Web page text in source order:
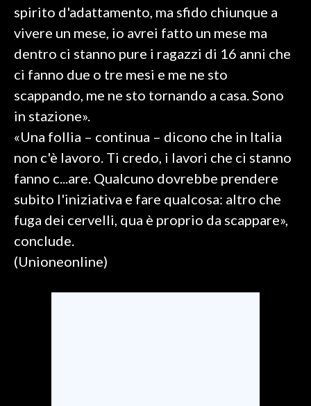
NECROLOGI
PUBBLICITÀ
SPIAGGE
STORE
spirito d'adattamento, ma sfido chiunque a
vivere un mese, io avrei fatto un mese ma
dentro ci stanno pure i ragazzi di 16 anni che
ci fanno due o tre mesi e me ne sto
scappando, me ne sto tornando a casa. Sono
in stazione».
«Una follia – continua – dicono che in Italia
non c'è lavoro. Ti credo, i lavori che ci stanno
fanno c...are. Qualcuno dovrebbe prendere
subito l'iniziativa e fare qualcosa: altro che
fuga dei cervelli, qua è proprio da scappare»,
conclude.
(Unioneonline)